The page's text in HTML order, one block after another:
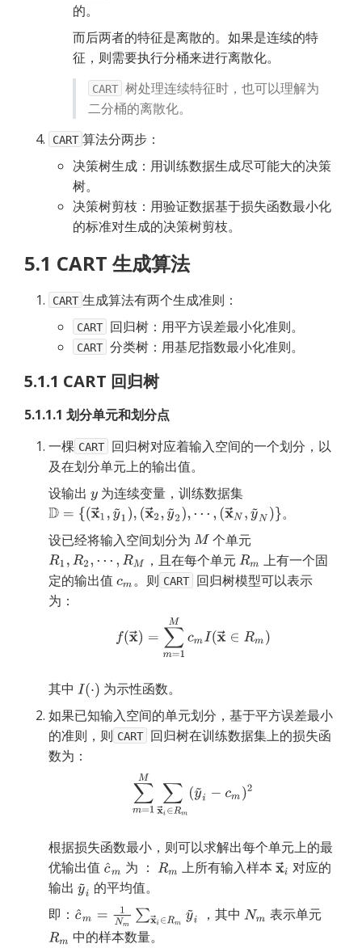
的。
而后两者的特征是离散的。如果是连续的特
征，则需要执行分桶来进行离散化。
CART 树处理连续特征时，也可以理解为
二分桶的离散化。
CART 算法分两步：
决策树生成：用训练数据生成尽可能大的决策
树。
决策树剪枝：用验证数据基于损失函数最小化
的标准对生成的决策树剪枝。
5.1 CART 生成算法
CART 生成算法有两个生成准则：
CART 回归树：用平方误差最小化准则。
CART 分类树：用基尼指数最小化准则。
5.1.1 CART 回归树
5.1.1.1 划分单元和划分点
一棵 CART
回归树对应着输入空间的一个划分，以
及在划分单元上的输出值。
设输出
为连续变量，训练数据集
。
设已经将输入空间划分为
个单元
，且在每个单元
上有一个固
定的输出值
。则 CART
回归树模型可以表示
为：
其中
为示性函数。
如果已知输入空间的单元划分，基于平方误差最小
的准则，则 CART
回归树在训练数据集上的损失函
数为：
根据损失函数最小，则可以求解出每个单元上的最
优输出值
为 ： 上所有输入样本
对应的
输出
的平均值。
即：
，其中
表示单元
中的样本数量。